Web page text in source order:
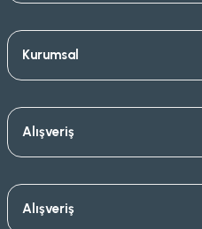
Kurumsal
Alışveriş
Alışveriş